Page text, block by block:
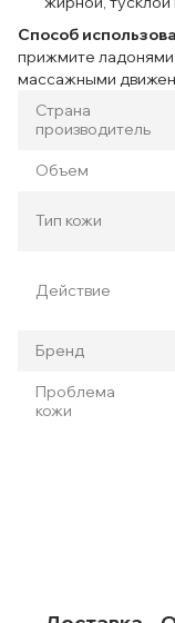
Способ
прижмите
массажными
Страна
производитель
Объем
Тип кожи
Действие
Бренд
Проблема
кожи